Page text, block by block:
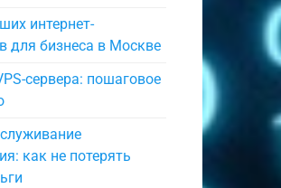
интернет-
для бизнеса в Москве
сервера: пошаговое
как не потерять